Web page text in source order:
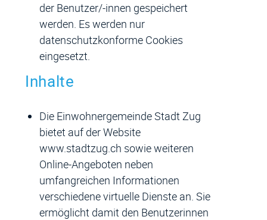
der Benutzer/-innen gespeichert
werden. Es werden nur
datenschutzkonforme Cookies
eingesetzt.
Inhalte
Die Einwohnergemeinde Stadt Zug
bietet auf der Website
www.stadtzug.ch sowie weiteren
Online-Angeboten neben
umfangreichen Informationen
verschiedene virtuelle Dienste an. Sie
ermöglicht damit den Benutzerinnen